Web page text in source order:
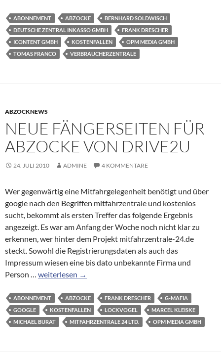
ABONNEMENT ABZOCKE
BERNHARD SOLDWISCH
DEUTSCHE ZENTRAL INKASSO GMBH
FRANK DRESCHER
ICONTENT GMBH
KOSTENFALLEN
OPM MEDIA GMBH
TOMAS FRANCO
VERBRAUCHERZENTRALE
ABZOCKNEWS
NEUE FÄNGERSEITEN FÜR
ABZOCKE VON DRIVE2U
24. JULI 2010 ADMINE 4 KOMMENTARE
Wer gegenwärtig eine Mitfahrgelegenheit benötigt und über
google nach den Begriffen mitfahrzentrale und kostenlos
sucht, bekommt als ersten Treffer das folgende Ergebnis
angezeigt. Es war am Anfang der Woche noch nicht klar zu
erkennen, wer hinter dem Projekt mitfahrzentrale-24.de
steckt. Sowohl die Registrierungsdaten als auch das
Impressum wiesen eine bis dato unbekannte Firma und
Person … Neue
für
Abzocke
von
weiterlesen →
ABONNEMENT ABZOCKE FRANK DRESCHER
G-MAFIA
GOOGLE
KOSTENFALLEN LOCKVOGEL
MARCEL KLEISKE
MICHAEL BURAT
MITFAHRZENTRALE 24 LTD. OPM MEDIA GMBH